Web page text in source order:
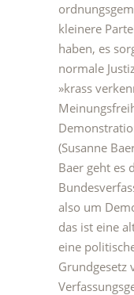
kleinere
haben, es
normale
»krass
(Susanne
Baer geht es
also um
das ist eine
eine
Grundgesetz